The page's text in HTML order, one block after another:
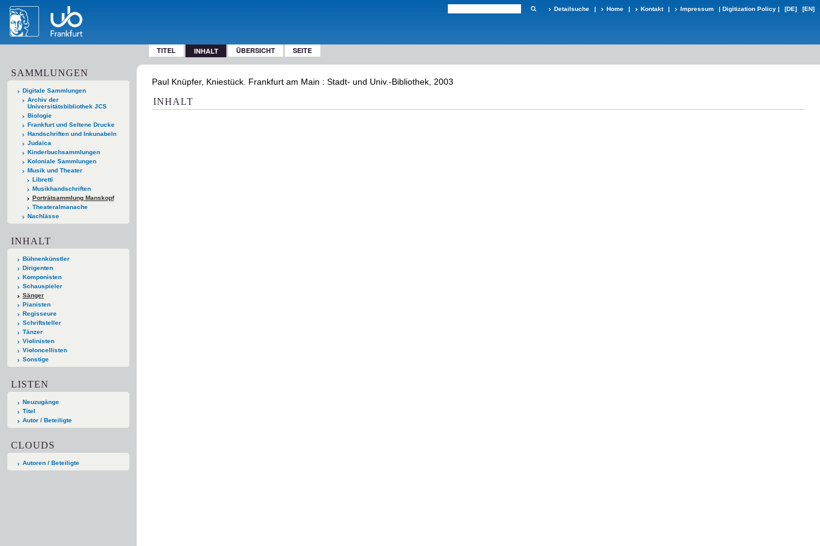
Detailsuche | Home | Kontakt | Impressum | Digitization Policy | [DE] [EN]
TITEL INHALT ÜBERSICHT SEITE
SAMMLUNGEN
Digitale Sammlungen
Archiv der
Universitätsbibliothek JCS
Biologie
Frankfurt und Seltene Drucke
Handschriften und Inkunabeln
Judaica
Kinderbuchsammlungen
Koloniale Sammlungen
Musik und Theater
Libretti
Musikhandschriften
Porträtsammlung Manskopf
Theateralmanache
Nachlässe
INHALT
Bühnenkünstler
Dirigenten
Komponisten
Schauspieler
Sänger
Pianisten
Regisseure
Schriftsteller
Tänzer
Violinisten
Violoncellisten
Sonstige
LISTEN
Neuzugänge
Titel
Autor / Beteiligte
CLOUDS
Autoren / Beteiligte
Paul Knüpfer, Kniestück. Frankfurt am Main : Stadt- und Univ.-Bibliothek, 2003
INHALT